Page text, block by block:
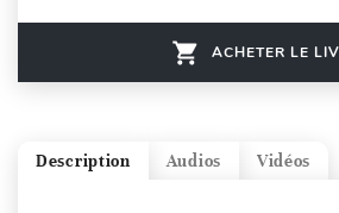
ACHETER LE
Vidéos
Audios
Description